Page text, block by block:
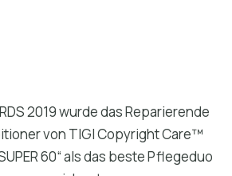
2019 wurde das Reparierende
von TIGI Copyright Care™
60“ als das beste Pflegeduo